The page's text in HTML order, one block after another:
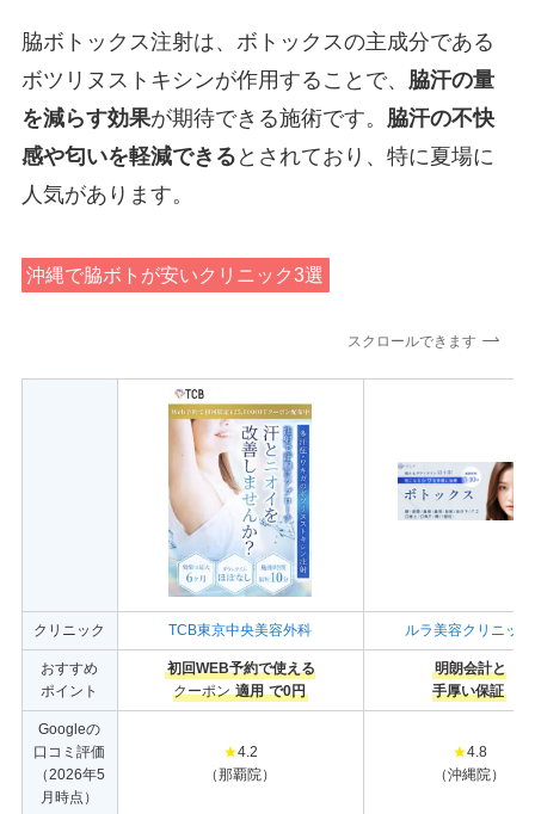
脇ボトックス注射は、ボトックスの主成分である
ボツリヌストキシンが作用することで、 脇汗の量
を減らす効果が期待できる施術です。 脇汗の不快
感や匂いを軽減できる とされており、特に夏場に
人気があります。
沖縄で脇ボトが安いクリニック3選
スクロールできます
クリニック TCB東京中央美容外科 ルラ美容クリニック
おすすめ
ポイント
初回WEB予約で使える
クーポン 適用 で0円
明朗会計と
手厚い保証
Googleの
口コミ評価
（2026年5
月時点）
★4.2
（那覇院）
★4.8
（沖縄院）